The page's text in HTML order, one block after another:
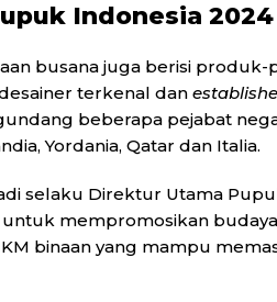
Indonesia 2024
busana juga berisi
terkenal dan
beberapa pejabat
Yordania, Qatar dan Italia.
selaku Direktur Utama
mempromosikan
binaan yang mampu